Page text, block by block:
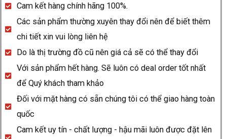
Ross
BR
GREEN
CAMO
DIAMONDS
quantity
Cam kết hàng chính hãng 100%.
Các sản phẩm thường xuyên thay đổi nên để biết thêm
chi tiết xin vui lòng liên hệ
Do là thị trường đồ cũ nên giá cả sẽ có thể thay đổi
Với sản phẩm hết hàng. Sẽ luôn có deal order tốt nhất
để Quý khách tham khảo
Đối với mặt hàng có sẵn chúng tôi có thể giao hàng toàn
quốc
Cam kết uy tín - chất lượng - hậu mãi luôn được đặt lên